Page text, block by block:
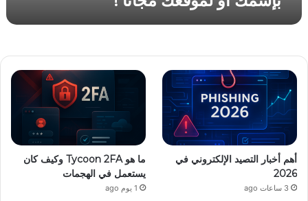
م
ف
أهم أخبار التصيد الإلكتروني في
2026
3 ساعات ago
ما هو Tycoon 2FA وكيف كان
يستعمل في الهجمات
1 يوم ago